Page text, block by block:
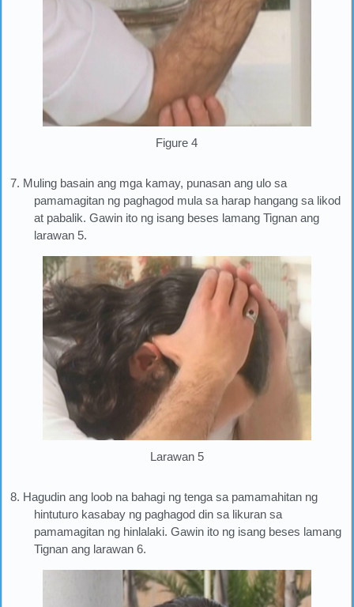
Figure 4
7. Muling basain ang mga kamay, punasan ang ulo sa
pamamagitan ng paghagod mula sa harap hangang sa likod
at pabalik. Gawin ito ng isang beses lamang Tignan ang
larawan 5.
Larawan 5
8. Hagudin ang loob na bahagi ng tenga sa pamamahitan ng
hintuturo kasabay ng paghagod din sa likuran sa
pamamagitan ng hinlalaki. Gawin ito ng isang beses lamang
Tignan ang larawan 6.